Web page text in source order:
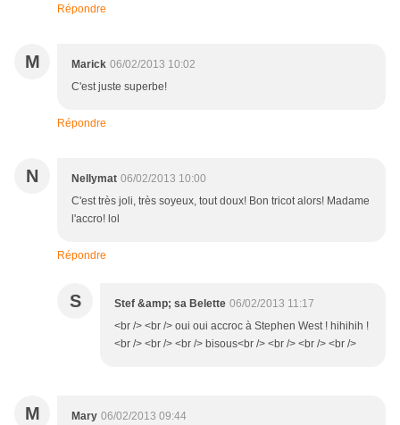
Répondre
M Marick 06/02/2013 10:02
C'est juste superbe!
Répondre
N Nellymat 06/02/2013 10:00
C'est très joli, très soyeux, tout doux! Bon tricot alors! Madame
l'accro! lol
Répondre
S Stef &amp; sa Belette 06/02/2013 11:17
<br /> <br /> oui oui accroc à Stephen West ! hihihih !
<br /> <br /> <br /> bisous<br /> <br /> <br /> <br />
M Mary 06/02/2013 09:44